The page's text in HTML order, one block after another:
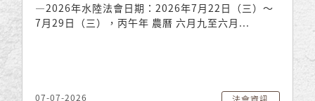
—2026年水陸法會日期：2026年7月22日（三）～
7月29日（三），丙午年 農曆 六月九至六月...
07-07-2026